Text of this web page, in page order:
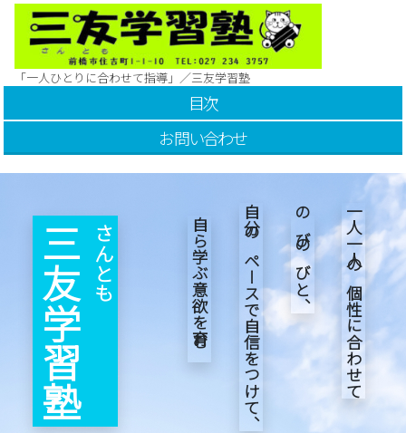
「一人ひとりに合わせて指導」／三友学習塾
目次
お問い合わせ
一人一人の個性に合わせて
のびのびと、
自分のペースで自信をつけて、
自ら学ぶ意欲を育む
三友 さんとも
学習塾